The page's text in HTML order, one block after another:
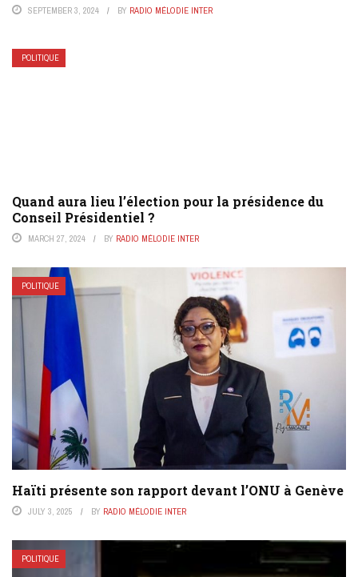
SEPTEMBER 3, 2024 BY RADIO MÉLODIE INTER
POLITIQUE
Quand aura lieu l’élection pour la présidence du
Conseil Présidentiel ?
MARCH 27, 2024 BY RADIO MÉLODIE INTER
POLITIQUE
Haïti présente son rapport devant l’ONU à Genève
JULY 3, 2025 BY RADIO MÉLODIE INTER
POLITIQUE